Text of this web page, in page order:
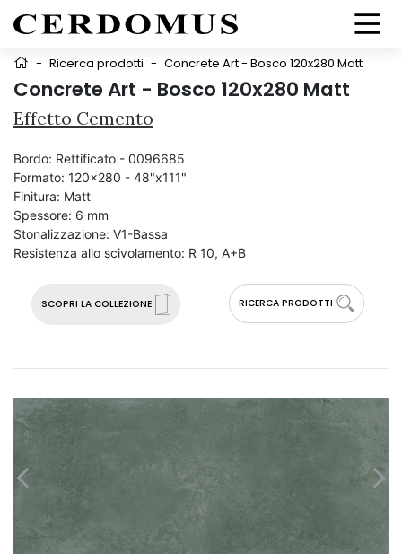
- Ricerca prodotti - Concrete Art - Bosco 120x280 Matt
Concrete Art - Bosco 120x280 Matt
Effetto Cemento
SCOPRI LA COLLEZIONE RICERCA PRODOTTI
Bordo: Rettificato - 0096685
Formato: 120x280 - 48"x111"
Finitura: Matt
Spessore: 6 mm
Stonalizzazione: V1-Bassa
Resistenza allo scivolamento: R 10, A+B